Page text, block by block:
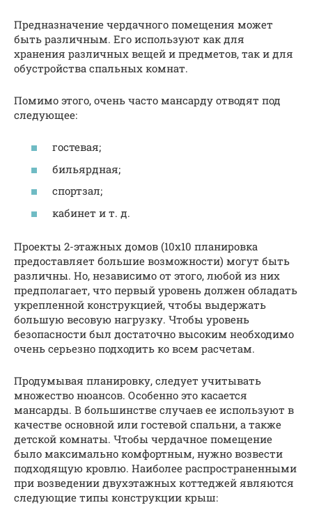
Предназначение чердачного помещения может
быть различным. Его используют как для
хранения различных вещей и предметов, так и для
обустройства спальных комнат.
Помимо этого, очень часто мансарду отводят под
следующее:
гостевая;
бильярдная;
спортзал;
кабинет и т. д.
Проекты 2-этажных домов (10х10 планировка
предоставляет большие возможности) могут быть
различны. Но, независимо от этого, любой из них
предполагает, что первый уровень должен обладать
укрепленной конструкцией, чтобы выдержать
большую весовую нагрузку. Чтобы уровень
безопасности был достаточно высоким необходимо
очень серьезно подходить ко всем расчетам.
Продумывая планировку, следует учитывать
множество нюансов. Особенно это касается
мансарды. В большинстве случаев ее используют в
качестве основной или гостевой спальни, а также
детской комнаты. Чтобы чердачное помещение
было максимально комфортным, нужно возвести
подходящую кровлю. Наиболее распространенными
при возведении двухэтажных коттеджей являются
следующие типы конструкции крыш: